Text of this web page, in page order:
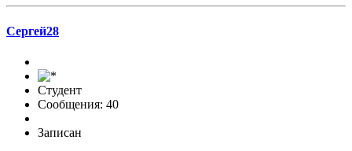
Сергей28
Студент
Сообщения: 40
Записан